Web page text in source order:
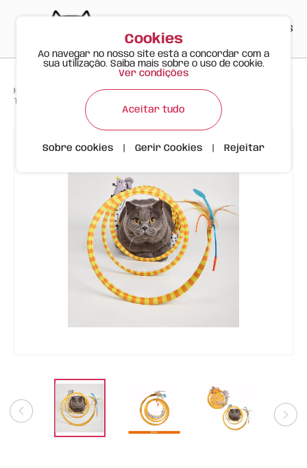
ES
Happy Meow Produtos > >
Túnel espiral gato safari FOFOS Tamanho L
Cookies
Ao navegar no nosso site está a concordar com a
sua utilização. Saiba mais sobre o uso de cookie.
Ver condições
Aceitar tudo
Sobre cookies Gerir Cookies Rejeitar